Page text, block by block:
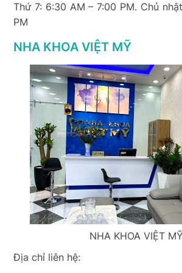
Thứ 7: 6:30 AM – 7:00 PM. Chủ
PM
NHA KHOA VIỆT MỸ
NHA KHOA VIỆT MỸ
Địa chỉ liên hệ: